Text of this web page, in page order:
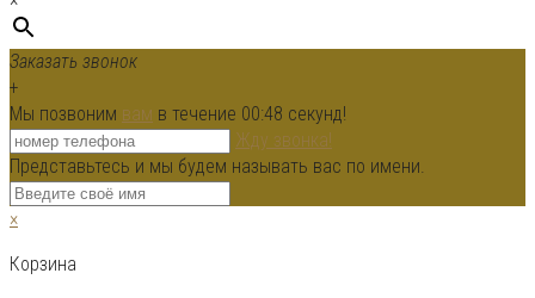
Заказать звонок
+
Мы позвоним вам в течение 00:48 секунд!
Жду звонка!
Представьтесь и мы будем называть вас по имени.
×
Корзина